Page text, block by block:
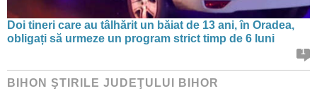
Doi tineri care au tâlhărit un băiat de 13 ani, în Oradea,
obligați să urmeze un program strict timp de 6 luni
1
BIHON ŞTIRILE JUDEŢULUI BIHOR